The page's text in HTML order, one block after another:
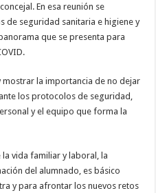
En esa reunión se
de seguridad sanitaria e higiene y
que se presenta para
mostrar la importancia de no dejar
los protocolos de seguridad,
y el equipo que forma la
la vida familiar y laboral, la
del alumnado, es básico
y para afrontar los nuevos retos